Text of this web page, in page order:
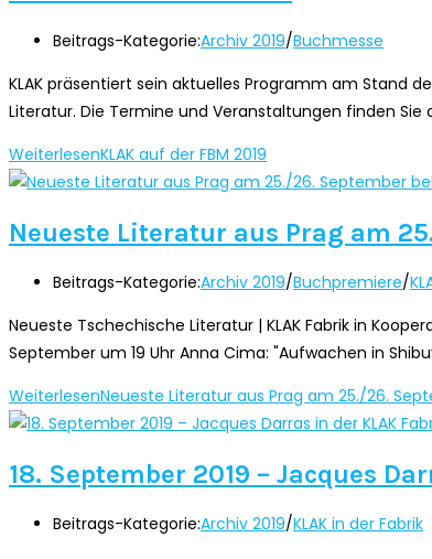
Beitrags-Kategorie:Archiv 2019/Buchmesse
KLAK präsentiert sein aktuelles Programm am Stand
Literatur. Die Termine und Veranstaltungen finden Sie
WeiterlesenKLAK auf der FBM 2019
Neueste Literatur aus Prag am
Beitrags-Kategorie:Archiv 2019/Buchpremiere/
Neueste Tschechische Literatur | KLAK Fabrik in
September um 19 Uhr Anna Cima: "Aufwachen in
WeiterlesenNeueste Literatur aus Prag am 25./26.
18. September 2019 – Jacques
Beitrags-Kategorie:Archiv 2019/KLAK in der Fabrik